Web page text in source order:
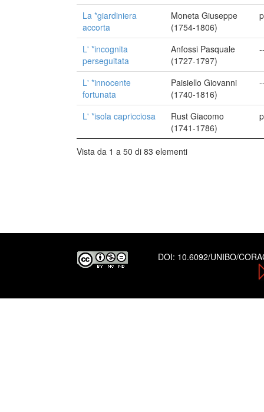
La *giardiniera
accorta
Moneta Giuseppe
(1754-1806)
L' *incognita
perseguitata
Anfossi Pasquale
(1727-1797)
L' *innocente
fortunata
Paisiello Giovanni
(1740-1816)
L' *isola capricciosa
Rust Giacomo
(1741-1786)
Vista da 1 a 50 di 83 elementi
DOI: 10.6092/UNIBO/